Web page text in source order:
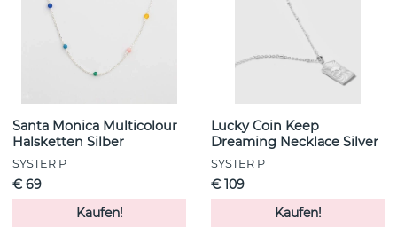
Santa Monica Multicolour
Halsketten Silber
SYSTER P
€ 69
Kaufen!
Lucky Coin Keep
Dreaming Necklace Silver
SYSTER P
€ 109
Kaufen!